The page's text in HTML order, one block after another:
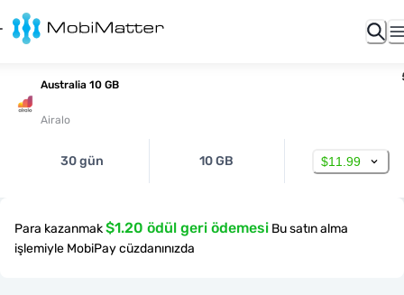
Australia 10 GB
Airalo
30 gün 10 GB $11.99
Para kazanmak$1.20 ödül geri ödemesi Bu satın alma
işlemiyle MobiPay cüzdanınızda